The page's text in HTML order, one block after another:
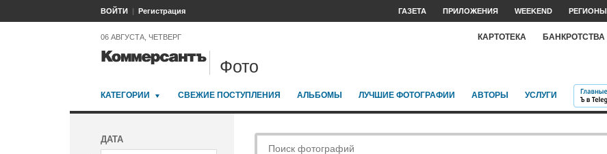
ВОЙТИ Регистрация ГАЗЕТА ПРИЛОЖЕНИЯ WEEKEND РЕГИОНЫ
06 АВГУСТА, ЧЕТВЕРГ КАРТОТЕКА БАНКРОТСТВА
Фото
КАТЕГОРИИ СВЕЖИЕ ПОСТУПЛЕНИЯ АЛЬБОМЫ ЛУЧШИЕ ФОТОГРАФИИ АВТОРЫ УСЛУГИ
ДАТА